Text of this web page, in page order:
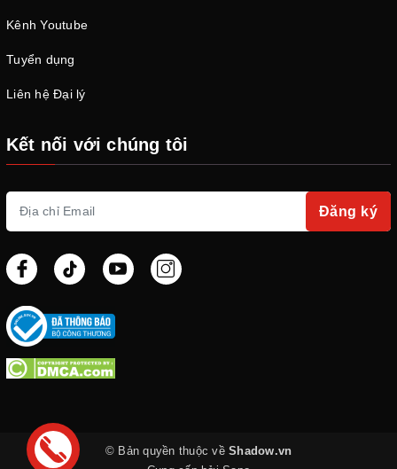
Kênh Youtube
Tuyển dụng
Liên hệ Đại lý
Kết nối với chúng tôi
Đăng ký
© Bản quyền thuộc về Shadow.vn